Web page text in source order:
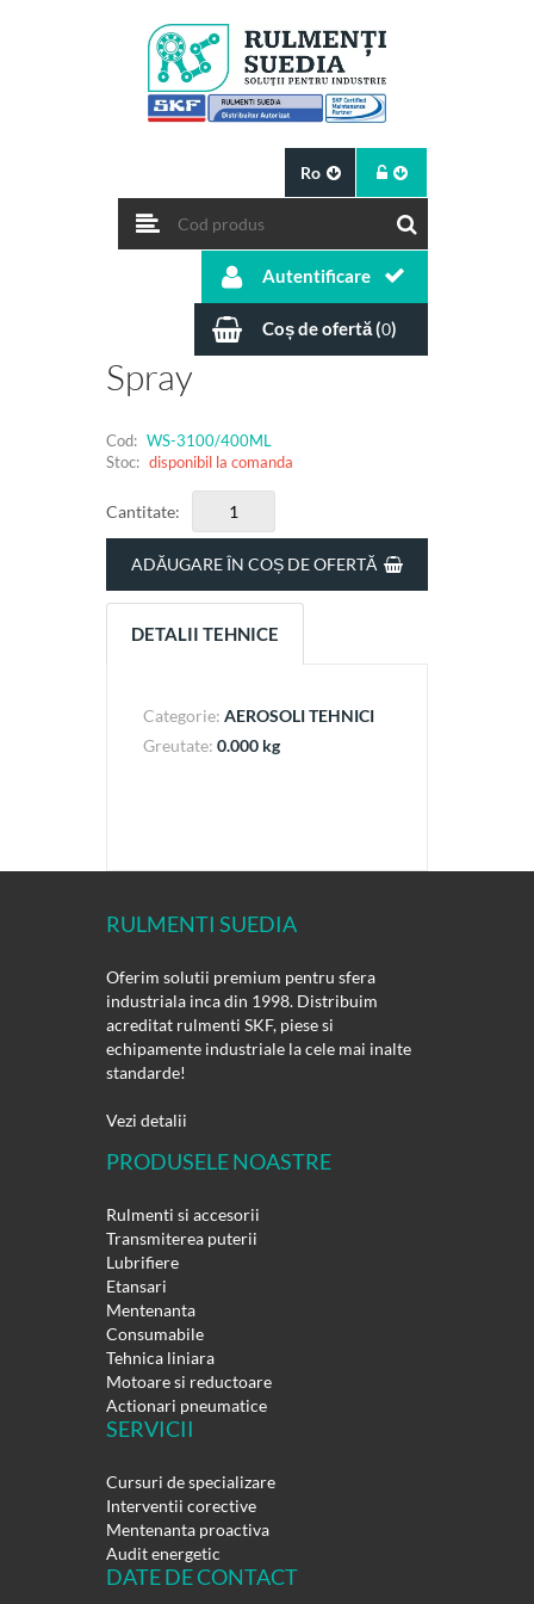
Ro
Autentificare
Coș de ofertă (0)
Spray
Cod: WS-3100/400ML
Stoc: disponibil la comanda
Cantitate:
DETALII TEHNICE
Categorie: AEROSOLI TEHNICI
Greutate: 0.000 kg
RULMENTI SUEDIA
Oferim solutii premium pentru sfera
industriala inca din 1998. Distribuim
acreditat rulmenti SKF, piese si
echipamente industriale la cele mai inalte
standarde!
Vezi detalii
PRODUSELE NOASTRE
Rulmenti si accesorii
Transmiterea puterii
Lubrifiere
Etansari
Mentenanta
Consumabile
Tehnica liniara
Motoare si reductoare
Actionari pneumatice
SERVICII
Cursuri de specializare
Interventii corective
Mentenanta proactiva
Audit energetic
DATE DE CONTACT